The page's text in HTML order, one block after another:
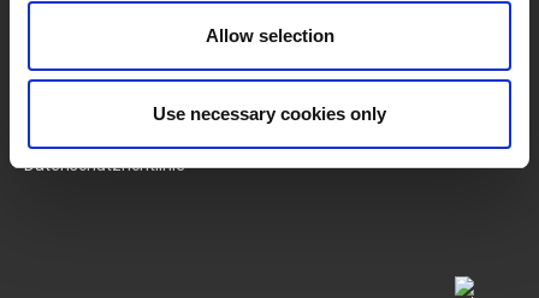
Allow selection
Use necessary cookies only
Allgemeine
Geschäftsbedingungen
Datenschutzrichtlinie
MY LIVWISE-PRO LOGIN
Login
Service & Contact